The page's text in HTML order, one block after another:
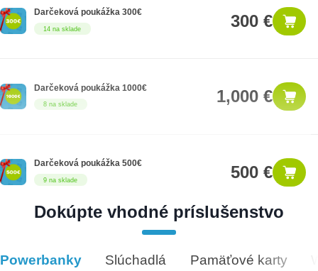
14 na sklade
Darčeková poukážka 300€ 300 €
8 na sklade
Darčeková poukážka 1000€ 1,000 €
9 na sklade
Darčeková poukážka 500€ 500 €
5 na sklade
Dokúpte vhodné príslušenstvo
Vhodné príslušenstvo
Powerbanky Slúchadlá Pamäťové karty